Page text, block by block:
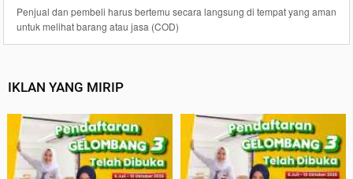
Penjual dan pembeli harus bertemu secara langsung di tempat yang aman
untuk melihat barang atau jasa (COD)
IKLAN YANG MIRIP